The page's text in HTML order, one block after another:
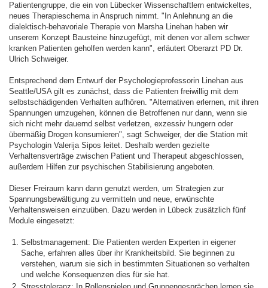
Patientengruppe, die ein von Lübecker Wissenschaftlern entwickeltes,
neues Therapieschema in Anspruch nimmt. "In Anlehnung an die
dialektisch-behavoriale Therapie von Marsha Linehan haben wir
unserem Konzept Bausteine hinzugefügt, mit denen vor allem schwer
kranken Patienten geholfen werden kann", erläutert Oberarzt PD Dr.
Ulrich Schweiger.
Entsprechend dem Entwurf der Psychologieprofessorin Linehan aus
Seattle/USA gilt es zunächst, dass die Patienten freiwillig mit dem
selbstschädigenden Verhalten aufhören. "Alternativen erlernen, mit ihren
Spannungen umzugehen, können die Betroffenen nur dann, wenn sie
sich nicht mehr dauernd selbst verletzen, exzessiv hungern oder
übermäßig Drogen konsumieren", sagt Schweiger, der die Station mit
Psychologin Valerija Sipos leitet. Deshalb werden gezielte
Verhaltensverträge zwischen Patient und Therapeut abgeschlossen,
außerdem Hilfen zur psychischen Stabilisierung angeboten.
Dieser Freiraum kann dann genutzt werden, um Strategien zur
Spannungsbewältigung zu vermitteln und neue, erwünschte
Verhaltensweisen einzuüben. Dazu werden in Lübeck zusätzlich fünf
Module eingesetzt:
Selbstmanagement: Die Patienten werden Experten in eigener
Sache, erfahren alles über ihr Krankheitsbild. Sie beginnen zu
verstehen, warum sie sich in bestimmten Situationen so verhalten
und welche Konsequenzen dies für sie hat.